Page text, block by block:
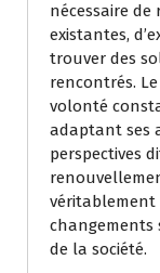
nécessaire
existantes,
trouver des
rencontrés.
volonté
adaptant ses
perspectives
véritablement
changements
de la société.